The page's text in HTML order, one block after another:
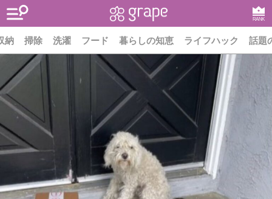
RANK
納 掃除 洗濯 フード 暮らしの知恵 ライフハック 話題